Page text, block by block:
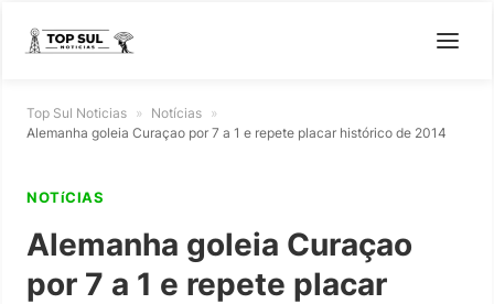
Top Sul Noticias » Notícias »
Alemanha goleia Curaçao por 7 a 1 e repete placar histórico de 2014
NOTíCIAS
Alemanha goleia Curaçao
por 7 a 1 e repete placar